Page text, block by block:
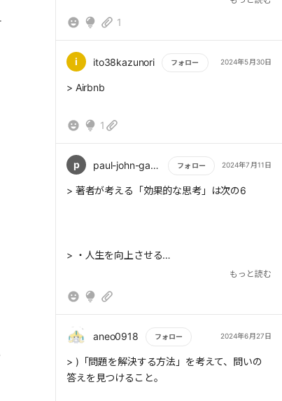
ければならない。
> あなたの思考のうち、他人に言われたことか
あるいは、自分の第一印象や思い込みから生ま
れている思考は?
> 、プラグマティズムについて、「最初に目に
されているものから目をそらし、最後のもの、
している。つまり、思考は役に立たなければな
らないし、役に立たない思考は意味がないとい
1
i ito38kazunori フォロー 2024年5月30日
もっと読む
> Airbnb
1
p paul-john-gascoigne フォロー 2024年7月11日
もっと読む
> 著者が考える「効果的な思考」は次の6
> ・人生を向上させる
もっと読む
aneo0918 フォロー 2024年6月27日
もっと読む
> )「問題を解決する方法」を考えて、問いの
答えを見つけること。